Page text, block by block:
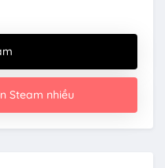
Steam nhiều